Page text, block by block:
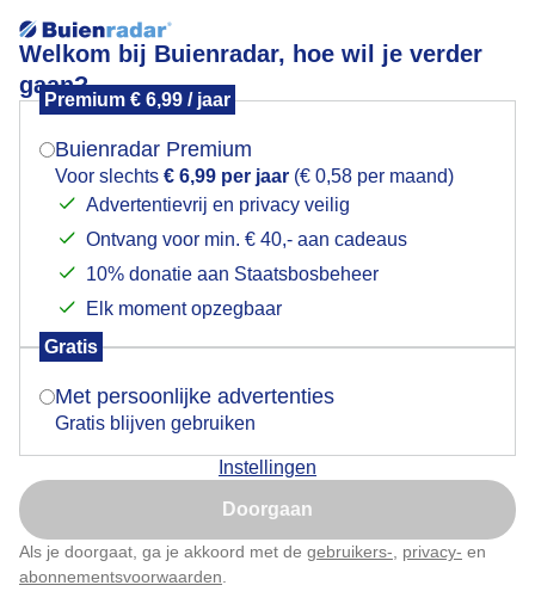
Welkom bij Buienradar, hoe wil je verder
gaan?
Premium € 6,99 / jaar
Buienradar Premium
Voor slechts € 6,99 per jaar (€ 0,58 per maand)
Advertentievrij en privacy veilig
Ontvang voor min. € 40,- aan cadeaus
10% donatie aan Staatsbosbeheer
Elk moment opzegbaar
Gratis
Met persoonlijke advertenties
Gratis blijven gebruiken
Instellingen
Doorgaan
Als je doorgaat, ga je akkoord met de gebruikers- privacy- en
abonnementsvoorwaarden
Suikerbieten oogst
Door: Jolanda Bakker Gemaakt: 07-09-2025, 30x bekeken
Mogen we je locatie gebruiken voor het
Indien je hier nog geen akkoord op hebt gegeven,
verschijnt er zo een pop-up uit je browser waarin
Is goed, toon de popup
Nu niet, misschien later
Klik hierom dit aan te passen